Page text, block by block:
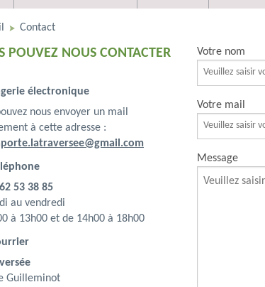
Contact
POUVEZ NOUS CONTACTER
électronique
nous envoyer un mail
à cette adresse :
53 38 85
au vendredi
à 13h00 et de 14h00 à 18h00
Guilleminot
Votre nom
Votre mail
Message